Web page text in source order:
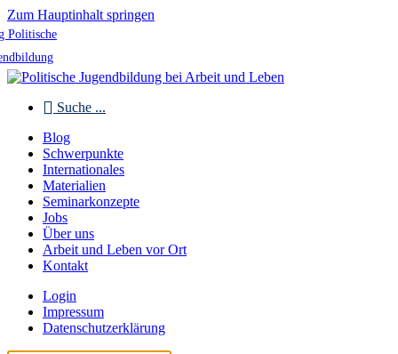
Zum Hauptinhalt springen
Politische
Suche ...
Blog
Schwerpunkte
Internationales
Materialien
Seminarkonzepte
Jobs
Über uns
Arbeit und Leben vor Ort
Kontakt
Login
Impressum
Datenschutzerklärung